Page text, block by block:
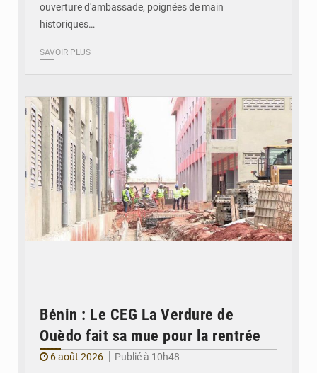
ouverture d'ambassade, poignées de main
historiques…
SAVOIR PLUS
Bénin : Le CEG La Verdure de
Ouèdo fait sa mue pour la rentrée
6 août 2026
Publié à 10h48